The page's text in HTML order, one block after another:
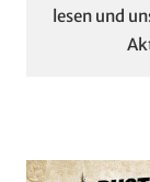
lesen und